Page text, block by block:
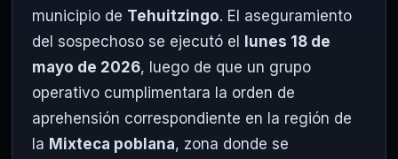
municipio de Tehuitzingo. El aseguramiento
del sospechoso se ejecutó el lunes 18 de
mayo de 2026, luego de que un grupo
operativo cumplimentara la orden de
aprehensión correspondiente en la región de
la Mixteca poblana, zona donde se